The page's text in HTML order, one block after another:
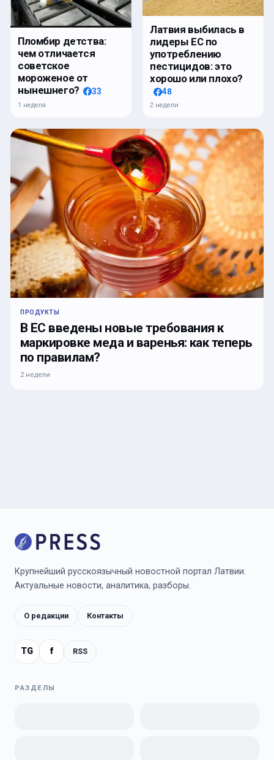
Пломбир детства:
чем отличается
советское
мороженое от
нынешнего?
33
1 неделя
Латвия выбилась в
лидеры ЕС по
употреблению
пестицидов: это
хорошо или плохо?
48
2 недели
ПРОДУКТЫ
В ЕС введены новые требования к
маркировке меда и варенья: как теперь
по правилам?
2 недели
Крупнейший русскоязычный новостной портал Латвии.
Актуальные новости, аналитика, разборы.
О редакции Контакты
TG f RSS
РАЗДЕЛЫ